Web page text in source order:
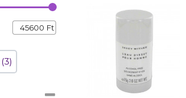
45600 Ft
3